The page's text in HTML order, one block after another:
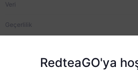
Veri
Geçerlilik
RedteaGO'ya